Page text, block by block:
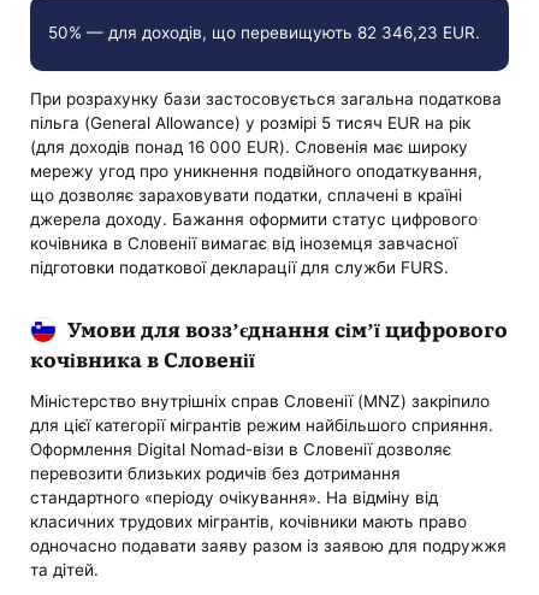
50% — для доходів, що перевищують 82 346,23 EUR.
При розрахунку бази застосовується загальна податкова
пільга (General Allowance) у розмірі 5 тисяч EUR на рік
(для доходів понад 16 000 EUR). Словенія має широку
мережу угод про уникнення подвійного оподаткування,
що дозволяє зараховувати податки, сплачені в країні
джерела доходу. Бажання оформити статус цифрового
кочівника в Словенії вимагає від іноземця завчасної
підготовки податкової декларації для служби FURS.
Умови для возз’єднання сім’ї цифрового
кочівника в Словенії
Міністерство внутрішніх справ Словенії (MNZ) закріпило
для цієї категорії мігрантів режим найбільшого сприяння.
Оформлення Digital Nomad-візи в Словенії дозволяє
перевозити близьких родичів без дотримання
стандартного «періоду очікування». На відміну від
класичних трудових мігрантів, кочівники мають право
одночасно подавати заяву разом із заявою для подружжя
та дітей.